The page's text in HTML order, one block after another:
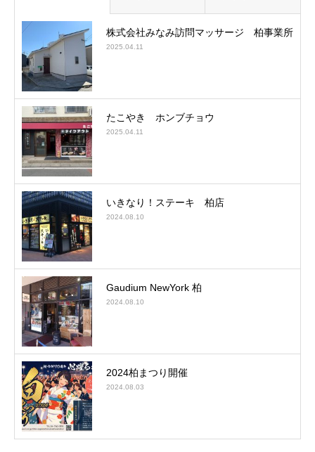
株式会社みなみ訪問マッサージ 柏事業所
2025.04.11
たこやき ホンブチョウ
2025.04.11
いきなり！ステーキ 柏店
2024.08.10
Gaudium NewYork 柏
2024.08.10
2024柏まつり開催
2024.08.03